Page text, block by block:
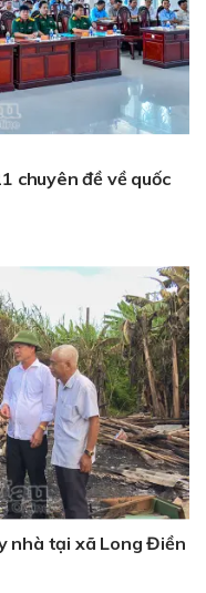
chuyên đề về quốc
nhà tại xã Long Điền